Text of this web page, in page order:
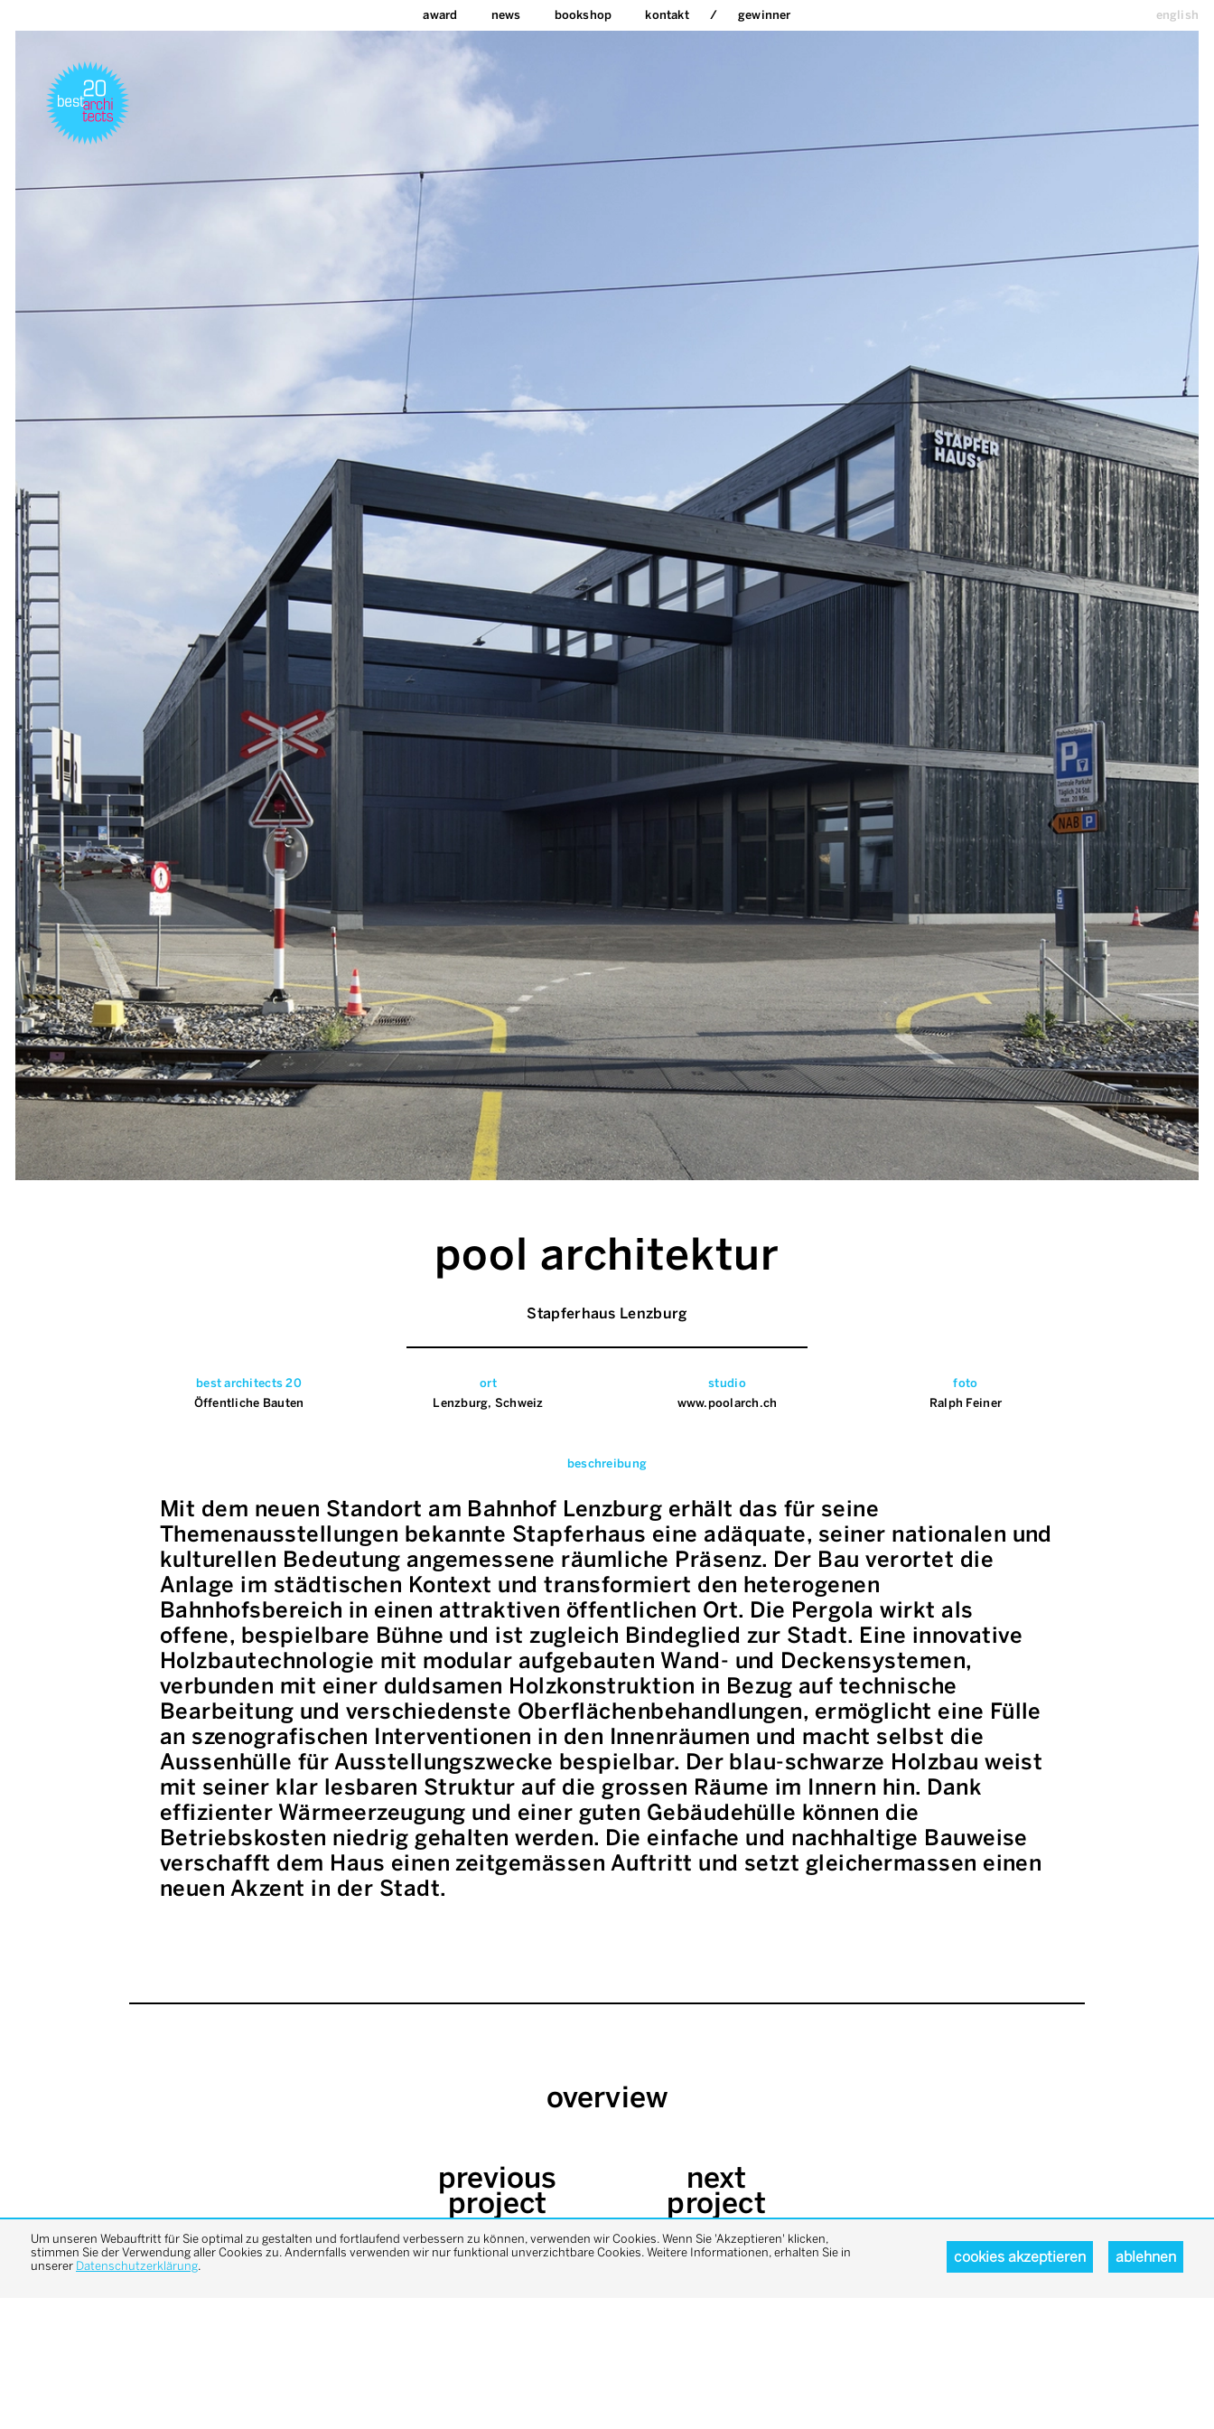
award news bookshop kontakt gewinner english
pool architektur
Stapferhaus Lenzburg
best architects 20
Öffentliche Bauten
ort
Lenzburg, Schweiz
studio
www.poolarch.ch
foto
Ralph Feiner
beschreibung
Mit dem neuen Standort am Bahnhof Lenzburg erhält das für seine
Themenausstellungen bekannte Stapferhaus eine adäquate, seiner nationalen und
kulturellen Bedeutung angemessene räumliche Präsenz. Der Bau verortet die
Anlage im städtischen Kontext und transformiert den heterogenen
Bahnhofsbereich in einen attraktiven öffentlichen Ort. Die Pergola wirkt als
offene, bespielbare Bühne und ist zugleich Bindeglied zur Stadt. Eine innovative
Holzbautechnologie mit modular aufgebauten Wand- und Deckensystemen,
verbunden mit einer duldsamen Holzkonstruktion in Bezug auf technische
Bearbeitung und verschiedenste Oberflächenbehandlungen, ermöglicht eine Fülle
an szenografischen Interventionen in den Innenräumen und macht selbst die
Aussenhülle für Ausstellungszwecke bespielbar. Der blau-schwarze Holzbau weist
mit seiner klar lesbaren Struktur auf die grossen Räume im Innern hin. Dank
effizienter Wärmeerzeugung und einer guten Gebäudehülle können die
Betriebskosten niedrig gehalten werden. Die einfache und nachhaltige Bauweise
verschafft dem Haus einen zeitgemässen Auftritt und setzt gleichermassen einen
neuen Akzent in der Stadt.
overview
previous
project
next
project
Um unseren Webauftritt für Sie optimal zu gestalten und fortlaufend verbessern zu können, verwenden wir Cookies. Wenn Sie 'Akzeptieren' klicken,
stimmen Sie der Verwendung aller Cookies zu. Andernfalls verwenden wir nur funktional unverzichtbare Cookies. Weitere Informationen, erhalten Sie in
unserer Datenschutzerklärung.
cookies akzeptieren ablehnen